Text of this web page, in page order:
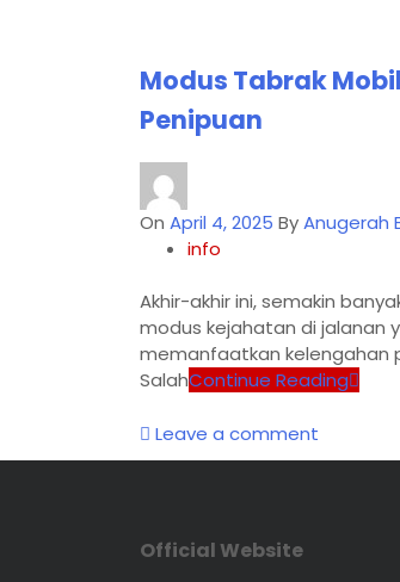
Modus Tabrak
Penipuan
On April 4, 2025 ByAnugerah
info
Akhir-akhir ini, semakin
modus kejahatan di jalanan
memanfaatkan kelengahan
SalahContinue Reading
Leave a comment
Official Website